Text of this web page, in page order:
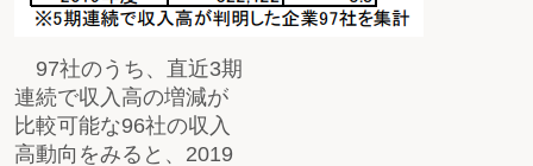
97社のうち、直近3期
連続で収入高の増減が
比較可能な96社の収入
高動向をみると、2019